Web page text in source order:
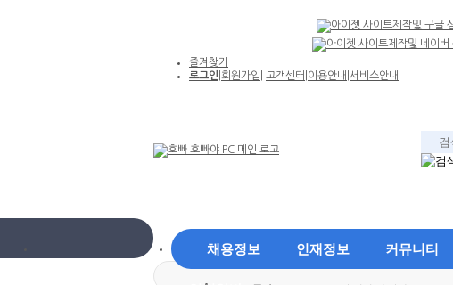
즐겨찾기
로그인 회원가입 고객센터 이용안내 서비스안내
채용정보 인재정보 커뮤니티